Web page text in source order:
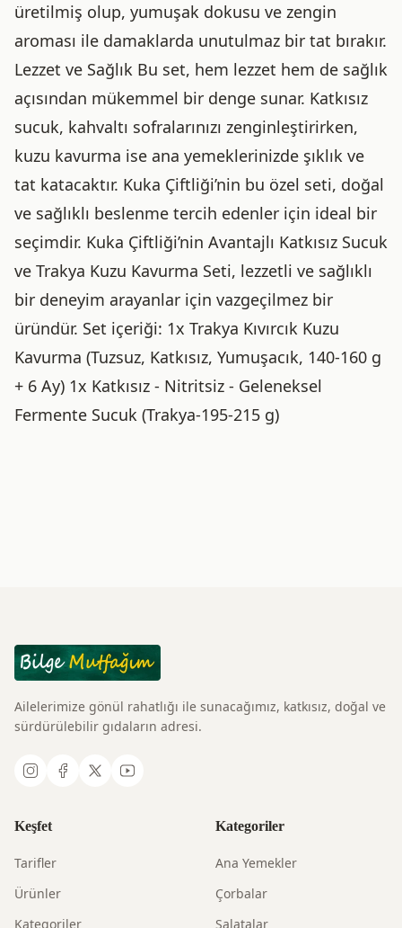
üretilmiş olup, yumuşak dokusu ve zengin
aroması ile damaklarda unutulmaz bir tat bırakır.
Lezzet ve Sağlık Bu set, hem lezzet hem de sağlık
açısından mükemmel bir denge sunar. Katkısız
sucuk, kahvaltı sofralarınızı zenginleştirirken,
kuzu kavurma ise ana yemeklerinizde şıklık ve
tat katacaktır. Kuka Çiftliği’nin bu özel seti, doğal
ve sağlıklı beslenme tercih edenler için ideal bir
seçimdir. Kuka Çiftliği’nin Avantajlı Katkısız Sucuk
ve Trakya Kuzu Kavurma Seti, lezzetli ve sağlıklı
bir deneyim arayanlar için vazgeçilmez bir
üründür. Set içeriği: 1x Trakya Kıvırcık Kuzu
Kavurma (Tuzsuz, Katkısız, Yumuşacık, 140-160 g
+ 6 Ay) 1x Katkısız - Nitritsiz - Geleneksel
Fermente Sucuk (Trakya-195-215 g)
Ailelerimize gönül rahatlığı ile sunacağımız, katkısız, doğal ve
sürdürülebilir gıdaların adresi.
Keşfet
Tarifler
Ürünler
Kategoriler
Kategoriler
Ana Yemekler
Çorbalar
Salatalar